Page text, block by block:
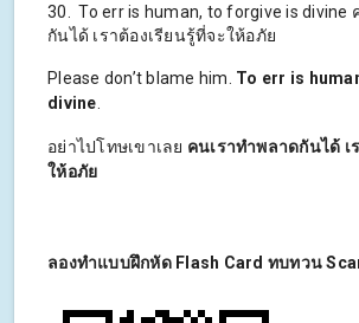
30. To err is human, to forgive is divine
กันได้ เราต้องเรียนรู้ที่จะให้อภัย
Please don’t blame him. To err is
divine
อย่าไปโทษเขาเลย คนเราทำพลาดกันได้ เ
ให้อภัย
ลองทำแบบฝึกหัด Flash Card ทบทวน